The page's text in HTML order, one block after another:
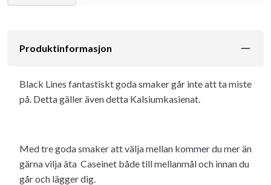
Produktinformasjon
Black Lines fantastiskt goda smaker går inte att ta miste
på. Detta gäller även detta Kalsiumkasienat.
Med tre goda smaker att välja mellan kommer du mer än
gärna vilja äta Caseinet både till mellanmål och innan du
går och lägger dig.